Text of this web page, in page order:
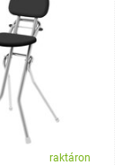
raktáron